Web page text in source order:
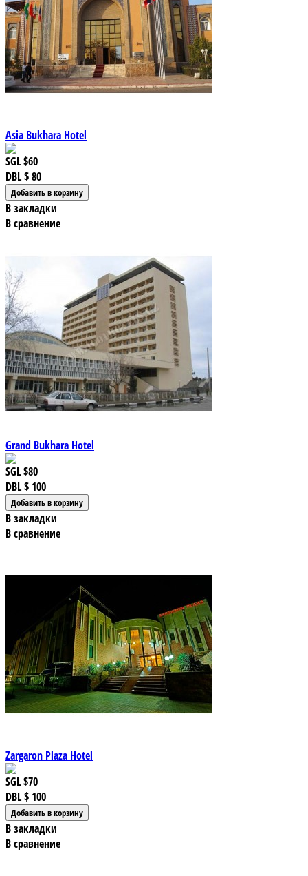
Asia Bukhara Hotel
SGL$60
DBL$ 80
В закладки
В сравнение
Grand Bukhara Hotel
SGL$80
DBL$ 100
В закладки
В сравнение
Zargaron Plaza Hotel
SGL$70
DBL$ 100
В закладки
В сравнение